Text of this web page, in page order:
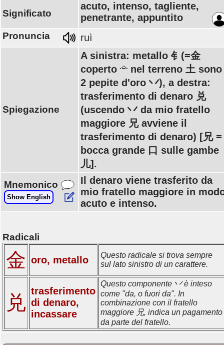
Significato
acuto, intenso, tagliente,
penetrante, appuntito
Pronuncia ruì
Spiegazione
A sinistra: metallo 钅(=金
coperto
nel terreno 土 sono
2 pepite d'oro 丷), a destra:
trasferimento di denaro 兑
(uscendo 丷 da mio fratello
maggiore 兄 avviene il
trasferimento di denaro) [兄 =
bocca grande 口 sulle gambe
儿].
Mnemonico
Show English
Il denaro viene trasferito da
mio fratello maggiore in
acuto e intenso.
Radicali
金 oro, metallo
Questo radicale si trova sempre
sul lato sinistro di un carattere.
兑
trasferimento
di denaro,
incassare
Questo componente 丷 è inteso
come "da, o fuori da". In
combinazione con il fratello
maggiore 兄, indica un pagamento
da parte del fratello.